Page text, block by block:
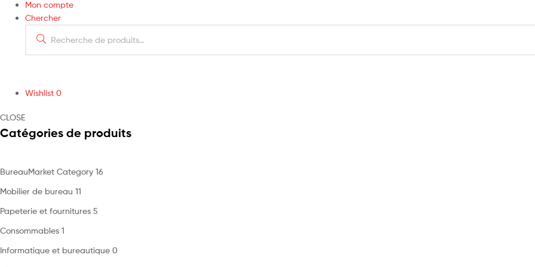
Mon compte
Chercher
Wishlist 0
CLOSE
Catégories de produits
BureauMarket Category 16
Mobilier de bureau 11
Papeterie et fournitures 5
Consommables 1
Informatique et bureautique 0